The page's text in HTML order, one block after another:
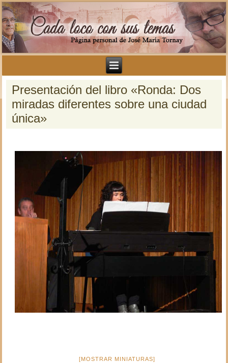
Presentación del libro «Ronda: Dos
miradas diferentes sobre una ciudad
única»
[MOSTRAR MINIATURAS]